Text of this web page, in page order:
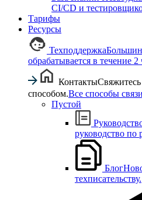
CI/CD и
Тарифы
Ресурсы
Техподдержка
обрабатывается в течение 2
Контакты
способом.Все способы связи
Пустой
руководство по
Блог
техписательству.